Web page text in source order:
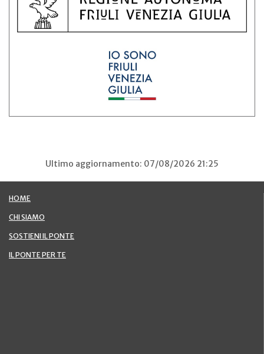
Ultimo aggiornamento: 07/08/2026 21:25
HOME
CHI SIAMO
SOSTIENI IL PONTE
IL PONTE PER TE